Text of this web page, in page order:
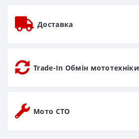
Доставка
Trade-In Обмін мототехніки
Мото СТО